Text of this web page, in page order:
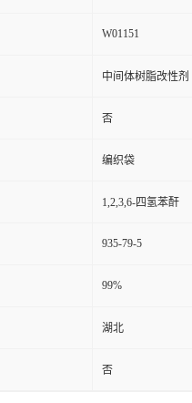
W01151
中间体树脂改性剂
否
编织袋
1,2,3,6-四氢苯酐
935-79-5
99%
湖北
否